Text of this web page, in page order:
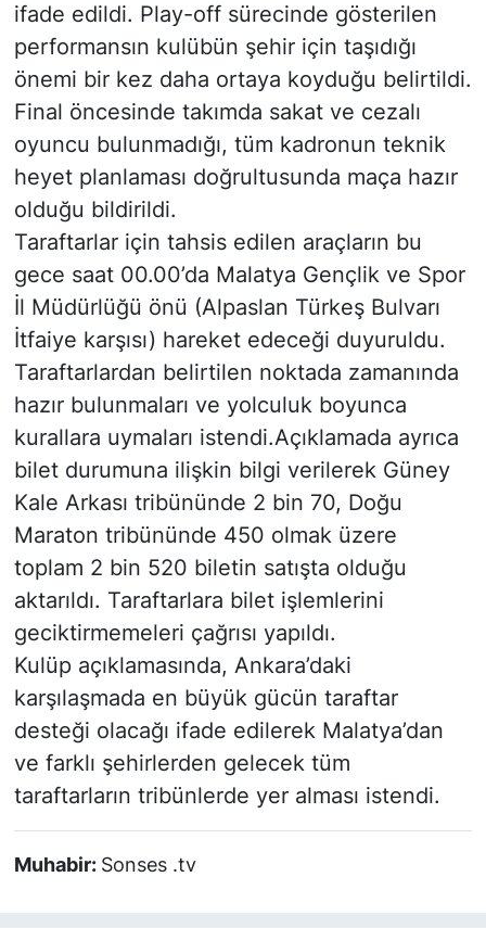
ifade edildi. Play-off sürecinde gösterilen
performansın kulübün şehir için taşıdığı
önemi bir kez daha ortaya koyduğu belirtildi.
Final öncesinde takımda sakat ve cezalı
oyuncu bulunmadığı, tüm kadronun teknik
heyet planlaması doğrultusunda maça hazır
olduğu bildirildi.
Taraftarlar için tahsis edilen araçların bu
gece saat 00.00’da Malatya Gençlik ve Spor
İl Müdürlüğü önü (Alpaslan Türkeş Bulvarı
İtfaiye karşısı) hareket edeceği duyuruldu.
Taraftarlardan belirtilen noktada zamanında
hazır bulunmaları ve yolculuk boyunca
kurallara uymaları istendi.Açıklamada ayrıca
bilet durumuna ilişkin bilgi verilerek Güney
Kale Arkası tribününde 2 bin 70, Doğu
Maraton tribününde 450 olmak üzere
toplam 2 bin 520 biletin satışta olduğu
aktarıldı. Taraftarlara bilet işlemlerini
geciktirmemeleri çağrısı yapıldı.
Kulüp açıklamasında, Ankara’daki
karşılaşmada en büyük gücün taraftar
desteği olacağı ifade edilerek Malatya’dan
ve farklı şehirlerden gelecek tüm
taraftarların tribünlerde yer alması istendi.
Muhabir: Sonses .tv